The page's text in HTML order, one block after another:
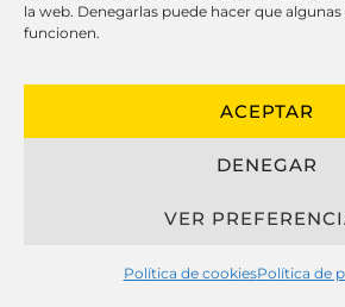
la web. Denegarlas puede hacer que
funcionen.
ACEPTAR
DENEGAR
VER
Política de cookiesPolítica de
entornos únicos que se
usuarios.
Al referirse sobre cocinas
medida, es esencial
elementos utilizados, como
juegan un papel esencial en